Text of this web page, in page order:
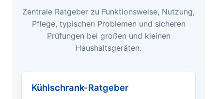
Zentrale Ratgeber zu Funktionsweise, Nutzung,
Pflege, typischen Problemen und sicheren
Prüfungen bei großen und kleinen
Haushaltsgeräten.
Kühlschrank-Ratgeber